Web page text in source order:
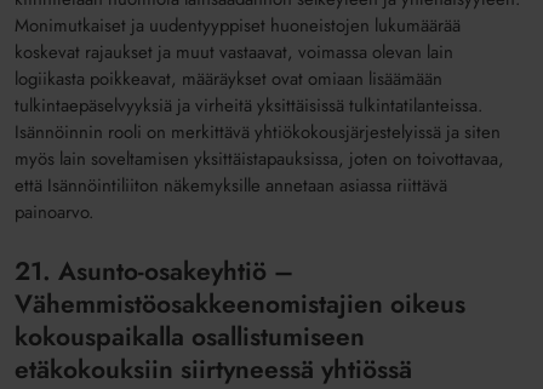
Monimutkaiset ja uudentyyppiset huoneistojen lukumäärää
koskevat rajaukset ja muut vastaavat, voimassa olevan lain
logiikasta poikkeavat, määräykset ovat omiaan lisäämään
tulkintaepäselvyyksiä ja virheitä yksittäisissä tulkintatilanteissa.
Isännöinnin rooli on merkittävä yhtiökokousjärjestelyissä ja siten
myös lain soveltamisen yksittäistapauksissa, joten on toivottavaa,
että Isännöintiliiton näkemyksille annetaan asiassa riittävä
painoarvo.
21. Asunto-osakeyhtiö –
Vähemmistöosakkeenomistajien oikeus
kokouspaikalla osallistumiseen
etäkokouksiin siirtyneessä yhtiössä